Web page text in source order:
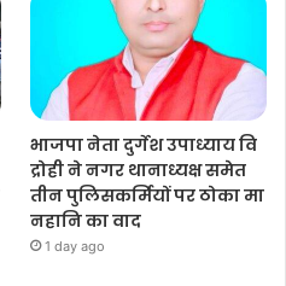
भाजपा नेता दुर्गेश उपाध्याय वि
द्रोही ने नगर थानाध्यक्ष समेत
तीन पुलिसकर्मियों पर ठोका मा
नहानि का वाद
1 day ago